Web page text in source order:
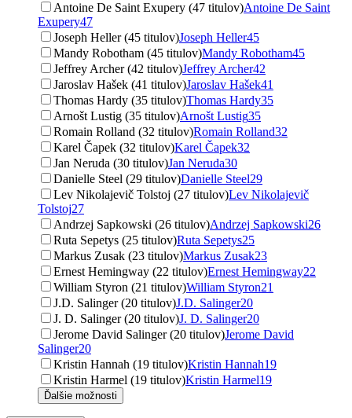
Antoine De Saint Exupery (47 titulov)Antoine De Saint
Exupery47
Joseph Heller (45 titulov)Joseph Heller45
Mandy Robotham (45 titulov)Mandy Robotham45
Jeffrey Archer (42 titulov)Jeffrey Archer42
Jaroslav Hašek (41 titulov)Jaroslav Hašek41
Thomas Hardy (35 titulov)Thomas Hardy35
Arnošt Lustig (35 titulov)Arnošt Lustig35
Romain Rolland (32 titulov)Romain Rolland32
Karel Čapek (32 titulov)Karel Čapek32
Jan Neruda (30 titulov)Jan Neruda30
Danielle Steel (29 titulov)Danielle Steel29
Lev Nikolajevič Tolstoj (27 titulov)Lev Nikolajevič
Tolstoj27
Andrzej Sapkowski (26 titulov)Andrzej Sapkowski26
Ruta Sepetys (25 titulov)Ruta Sepetys25
Markus Zusak (23 titulov)Markus Zusak23
Ernest Hemingway (22 titulov)Ernest Hemingway22
William Styron (21 titulov)William Styron21
J.D. Salinger (20 titulov)J.D. Salinger20
J. D. Salinger (20 titulov)J. D. Salinger20
Jerome David Salinger (20 titulov)Jerome David
Salinger20
Kristin Hannah (19 titulov)Kristin Hannah19
Kristin Harmel (19 titulov)Kristin Harmel19
Ďalšie možnosti